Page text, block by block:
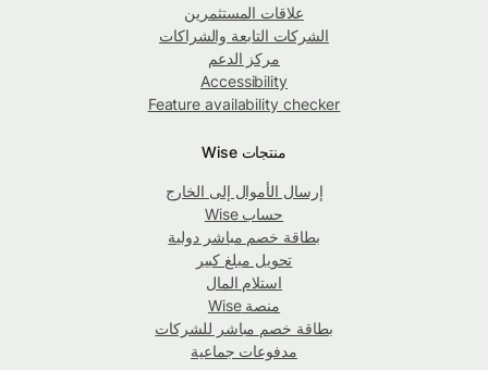
علاقات المستثمرين
الشركات التابعة والشراكات
مركز الدعم
Accessibility
Feature availability checker
منتجات Wise
إرسال الأموال إلى الخارج
حساب Wise
بطاقة خصم مباشر دولية
تحويل مبلغ كبير
استلام المال
منصة Wise
بطاقة خصم مباشر للشركات
مدفوعات جماعية